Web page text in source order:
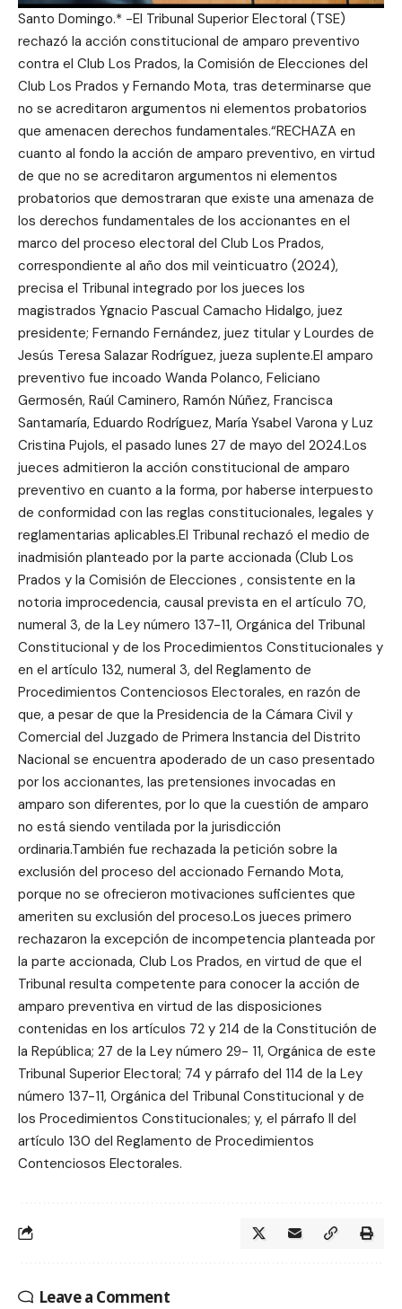
Santo Domingo.* -El Tribunal Superior Electoral (TSE)
rechazó la acción constitucional de amparo preventivo
contra el Club Los Prados, la Comisión de Elecciones del
Club Los Prados y Fernando Mota, tras determinarse que
no se acreditaron argumentos ni elementos probatorios
que amenacen derechos fundamentales.“RECHAZA en
cuanto al fondo la acción de amparo preventivo, en virtud
de que no se acreditaron argumentos ni elementos
probatorios que demostraran que existe una amenaza de
los derechos fundamentales de los accionantes en el
marco del proceso electoral del Club Los Prados,
correspondiente al año dos mil veinticuatro (2024),
precisa el Tribunal integrado por los jueces los
magistrados Ygnacio Pascual Camacho Hidalgo, juez
presidente; Fernando Fernández, juez titular y Lourdes de
Jesús Teresa Salazar Rodríguez, jueza suplente.El amparo
preventivo fue incoado Wanda Polanco, Feliciano
Germosén, Raúl Caminero, Ramón Núñez, Francisca
Santamaría, Eduardo Rodríguez, María Ysabel Varona y Luz
Cristina Pujols, el pasado lunes 27 de mayo del 2024.Los
jueces admitieron la acción constitucional de amparo
preventivo en cuanto a la forma, por haberse interpuesto
de conformidad con las reglas constitucionales, legales y
reglamentarias aplicables.El Tribunal rechazó el medio de
inadmisión planteado por la parte accionada (Club Los
Prados y la Comisión de Elecciones , consistente en la
notoria improcedencia, causal prevista en el artículo 70,
numeral 3, de la Ley número 137-11, Orgánica del Tribunal
Constitucional y de los Procedimientos Constitucionales y
en el artículo 132, numeral 3, del Reglamento de
Procedimientos Contenciosos Electorales, en razón de
que, a pesar de que la Presidencia de la Cámara Civil y
Comercial del Juzgado de Primera Instancia del Distrito
Nacional se encuentra apoderado de un caso presentado
por los accionantes, las pretensiones invocadas en
amparo son diferentes, por lo que la cuestión de amparo
no está siendo ventilada por la jurisdicción
ordinaria.También fue rechazada la petición sobre la
exclusión del proceso del accionado Fernando Mota,
porque no se ofrecieron motivaciones suficientes que
ameriten su exclusión del proceso.Los jueces primero
rechazaron la excepción de incompetencia planteada por
la parte accionada, Club Los Prados, en virtud de que el
Tribunal resulta competente para conocer la acción de
amparo preventiva en virtud de las disposiciones
contenidas en los artículos 72 y 214 de la Constitución de
la República; 27 de la Ley número 29- 11, Orgánica de este
Tribunal Superior Electoral; 74 y párrafo del 114 de la Ley
número 137-11, Orgánica del Tribunal Constitucional y de
los Procedimientos Constitucionales; y, el párrafo II del
artículo 130 del Reglamento de Procedimientos
Contenciosos Electorales.
Leave a Comment